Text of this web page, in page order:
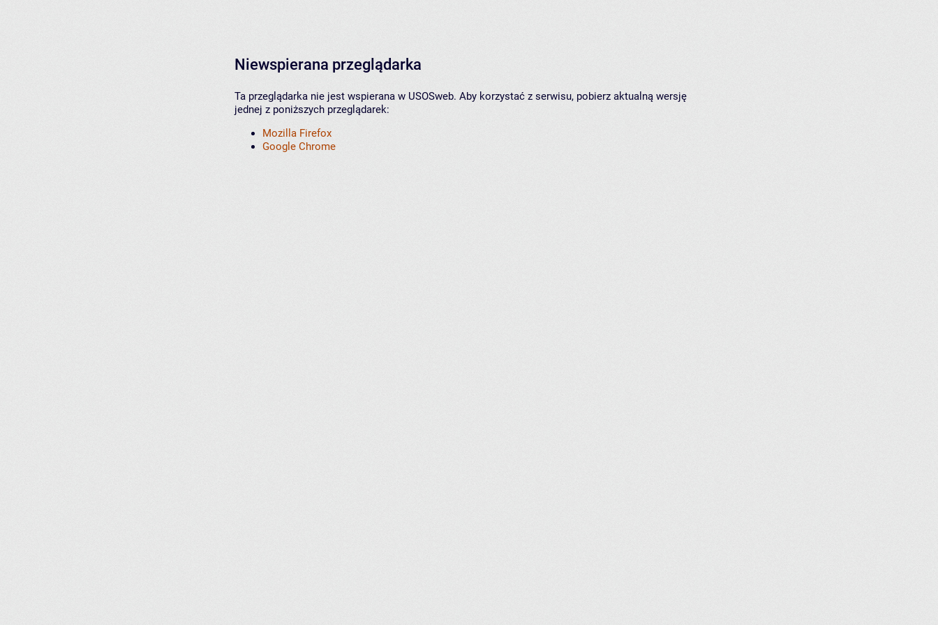
Niewspierana przeglądarka
Ta przeglądarka nie jest wspierana w USOSweb. Aby korzystać z serwisu, pobierz aktualną wersję
jednej z poniższych przeglądarek:
Mozilla Firefox
Google Chrome